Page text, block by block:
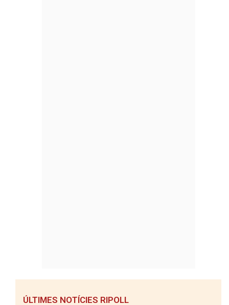
ÚLTIMES NOTÍCIES RIPOLL